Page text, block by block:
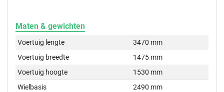
Maten & gewichten
Voertuig lengte
3470 mm
Voertuig breedte
1475 mm
Voertuig hoogte
1530 mm
Wielbasis
2490 mm